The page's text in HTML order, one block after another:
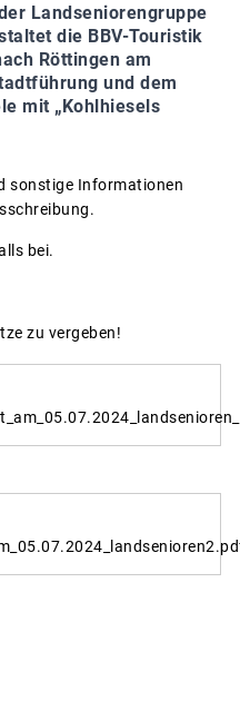
Landseniorengruppe
die BBV-Touristik
Röttingen am
und dem
mit „Kohlhiesels
sonstige Informationen
bei.
zu vergeben!